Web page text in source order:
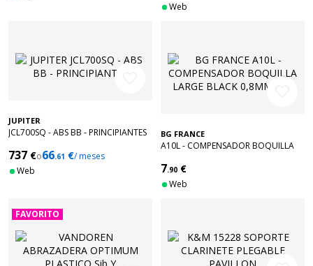
Web
JUPITER
JCL700SQ - ABS BB - PRINCIPIANTES
737 €o66.61 €/ meses
Web
BG FRANCE
A10L - COMPENSADOR BOQUILLA
7.90 €
Web
FAVORITO